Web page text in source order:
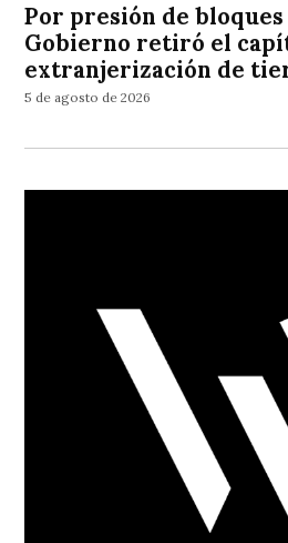
Por presión de bloques
Gobierno retiró el
extranjerización de
5 de agosto de 2026